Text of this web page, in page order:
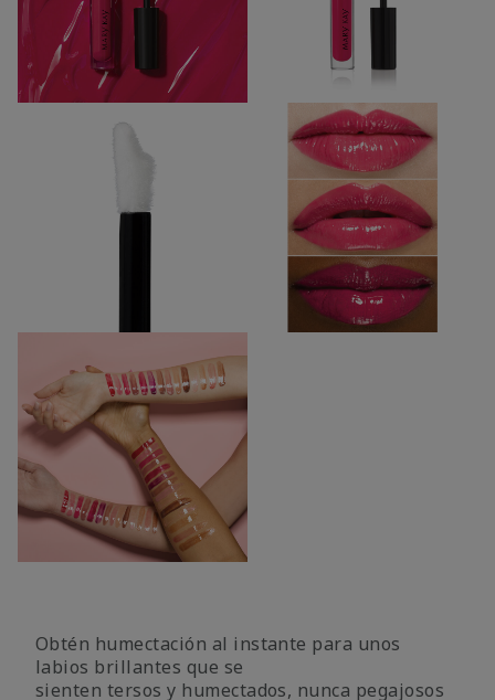
Obtén humectación al instante para unos
labios brillantes que se
sienten tersos y humectados, nunca pegajosos